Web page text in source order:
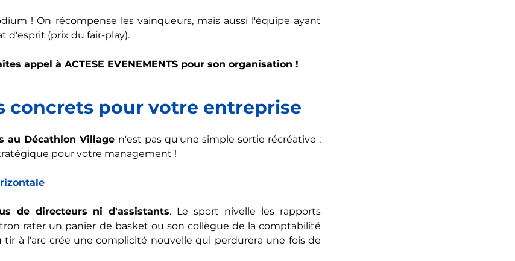
! On récompense les vainqueurs, mais aussi l'équipe ayant
d'esprit (prix du fair-play).
appel à ACTESE EVENEMENTS pour son organisation !
concrets pour votre entreprise
au Décathlon Village n'est pas qu'une simple sortie récréative ;
pour votre management !
de directeurs ni d'assistants. Le sport nivelle les rapports
rater un panier de basket ou son collègue de la comptabilité
tir à l'arc crée une complicité nouvelle qui perdurera une fois de